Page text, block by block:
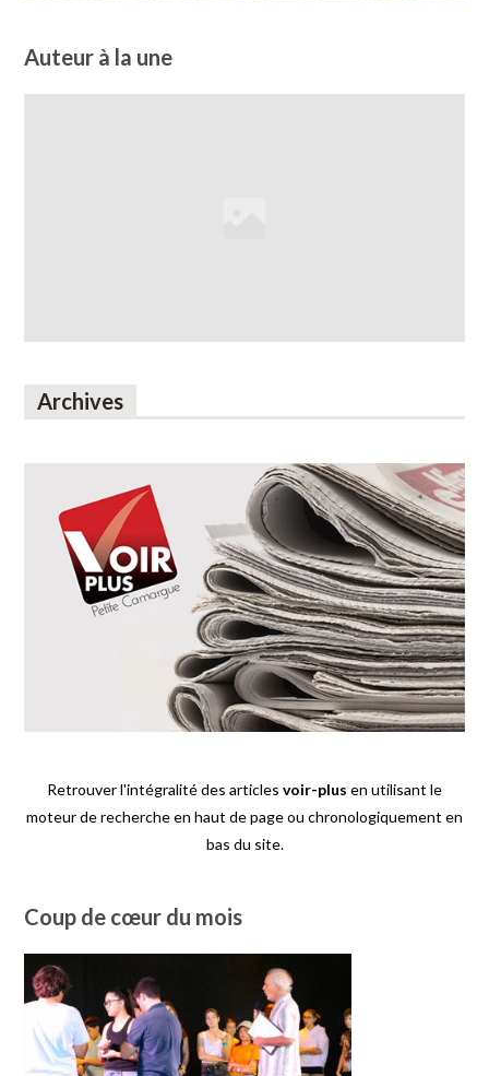
Auteur à la une
Archives
Retrouver l'intégralité des articles voir-plus en utilisant le
moteur de recherche en haut de page ou chronologiquement en
bas du site.
Coup de cœur du mois